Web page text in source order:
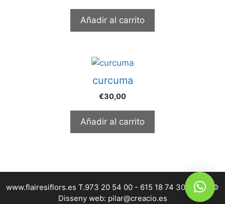
Añadir al carrito
curcuma
€30,00
Añadir al carrito
www.flairesiflors.es T.973 20 54 00 - 615 18 74 30 | 2026 ©
Disseny web: pilar@creacio.es